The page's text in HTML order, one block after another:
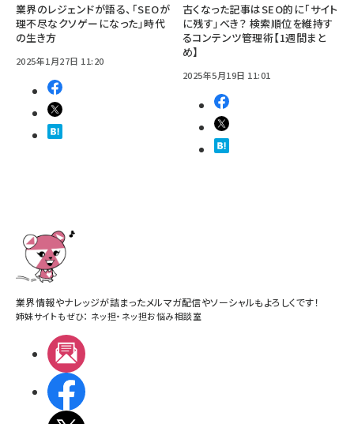
業界のレジェンドが語る、「SEOが
理不尽なクソゲーになった」時代
の生き方
2025年1月27日 11:20
古くなった記事はSEO的に「サイト
に残す」べき？ 検索順位を維持す
るコンテンツ管理術【1週間まと
め】
2025年5月19日 11:01
業界情報やナレッジが詰まったメルマガ配信やソーシャルもよろしくです！
姉妹サイトもぜひ： ネッ担・ ネッ担お悩み相談室